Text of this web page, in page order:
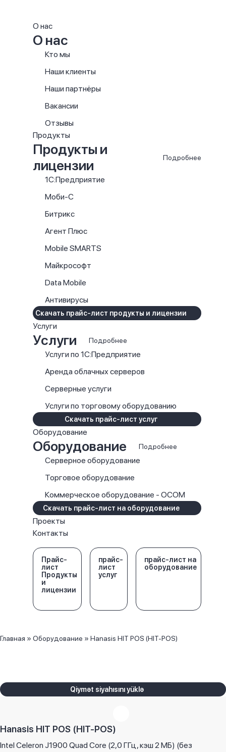
О нас
О нас
Кто мы
Наши клиенты
Наши партнёры
Вакансии
Отзывы
Продукты
Продукты и
лицензии
Подробнее
1С:Предприятие
Моби-С
Битрикс
Агент Плюс
Mobile SMARTS
Майкрософт
Data Mobile
Антивирусы
Скачать прайс-лист продукты и лицензии
Услуги
Услуги Подробнее
Услуги по 1С:Предприятие
Аренда облачных серверов
Серверные услуги
Услуги по торговому оборудованию
Скачать прайс-лист услуг
Оборудование
Оборудование Подробнее
Серверное оборудование
Торговое оборудование
Коммерческое оборудование - OCOM
Скачать прайс-лист на оборудование
Проекты
Контакты
Прайс-
лист
Продукты
и
лицензии
прайс-
лист
услуг
прайс-лист на
оборудование
Главная » Оборудование » Hanasis HIT POS (HIT-POS)
Qiymət siyahısını yüklə
Hanasis HIT POS (HIT-POS)
Intel Celeron J1900 Quad Core (2,0 ГГц, кэш 2 МБ) (без